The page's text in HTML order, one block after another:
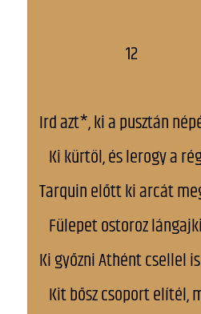
12
Ird azt*, ki a pusztán
Ki kürtöl, és lerogy a
Tarquin előtt ki arcát
Fülepet ostoroz
Ki győzni Athént csellel
Kit bősz csoport elítél,